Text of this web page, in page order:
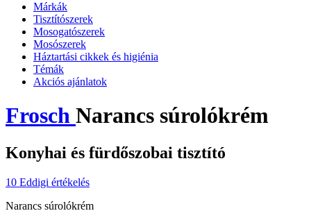
Márkák
Tisztítószerek
Mosogatószerek
Mosószerek
Háztartási cikkek és higiénia
Témák
Akciós ajánlatok
Frosch Narancs súrolókrém
Konyhai és fürdőszobai tisztító
10 Eddigi értékelés
Narancs súrolókrém